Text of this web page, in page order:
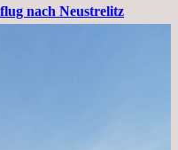
nach Neustrelitz